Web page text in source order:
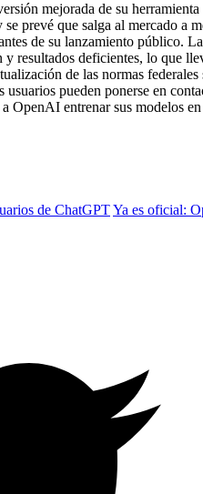
mejorada de su
prevé que salga al mercado
de su lanzamiento público.
resultados deficientes, lo que
de las normas
pueden ponerse en
OpenAI entrenar sus modelos
de ChatGPTYa es oficial: